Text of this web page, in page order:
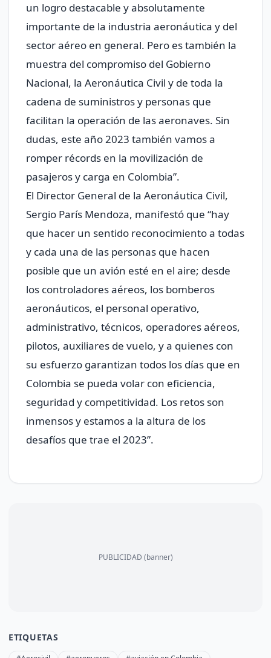
un logro destacable y absolutamente
importante de la industria aeronáutica y del
sector aéreo en general. Pero es también la
muestra del compromiso del Gobierno
Nacional, la Aeronáutica Civil y de toda la
cadena de suministros y personas que
facilitan la operación de las aeronaves. Sin
dudas, este año 2023 también vamos a
romper récords en la movilización de
pasajeros y carga en Colombia”.
El Director General de la Aeronáutica Civil,
Sergio París Mendoza, manifestó que “hay
que hacer un sentido reconocimiento a todas
y cada una de las personas que hacen
posible que un avión esté en el aire; desde
los controladores aéreos, los bomberos
aeronáuticos, el personal operativo,
administrativo, técnicos, operadores aéreos,
pilotos, auxiliares de vuelo, y a quienes con
su esfuerzo garantizan todos los días que en
Colombia se pueda volar con eficiencia,
seguridad y competitividad. Los retos son
inmensos y estamos a la altura de los
desafíos que trae el 2023”.
PUBLICIDAD (banner)
ETIQUETAS